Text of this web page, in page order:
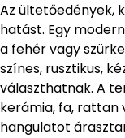
Az ültetőedények,
hatást. Egy
a fehér vagy
színes, rusztikus,
választhatnak. A
kerámia, fa, rattan
hangulatot